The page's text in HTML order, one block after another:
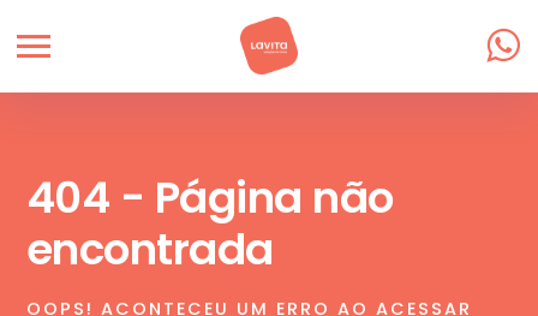
404 - Página não
encontrada
OOPS! ACONTECEU UM ERRO AO ACESSAR